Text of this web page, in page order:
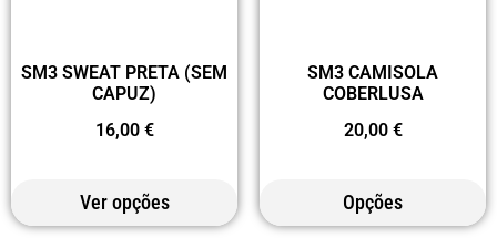
SM3 SWEAT PRETA (SEM
CAPUZ)
16,00 €
Ver opções
SM3 CAMISOLA
COBERLUSA
20,00 €
Opções